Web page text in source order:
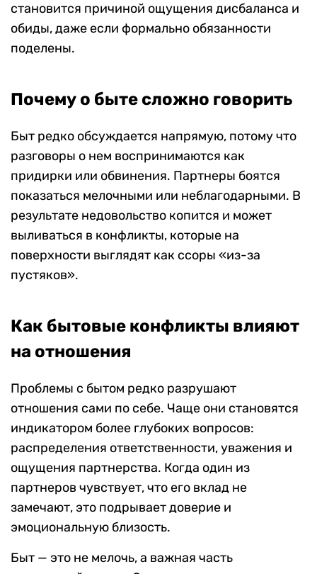
становится причиной ощущения дисбаланса и
обиды, даже если формально обязанности
поделены.
Почему о быте сложно говорить
Быт редко обсуждается напрямую, потому что
разговоры о нем воспринимаются как
придирки или обвинения. Партнеры боятся
показаться мелочными или неблагодарными. В
результате недовольство копится и может
выливаться в конфликты, которые на
поверхности выглядят как ссоры «из-за
пустяков».
Как бытовые конфликты влияют
на отношения
Проблемы с бытом редко разрушают
отношения сами по себе. Чаще они становятся
индикатором более глубоких вопросов:
распределения ответственности, уважения и
ощущения партнерства. Когда один из
партнеров чувствует, что его вклад не
замечают, это подрывает доверие и
эмоциональную близость.
Быт — это не мелочь, а важная часть